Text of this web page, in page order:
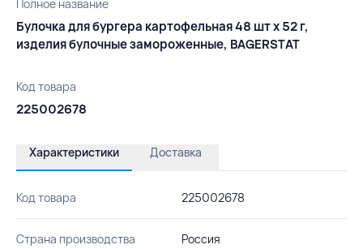
Полное название
Булочка для бургера картофельная 48 шт х 52 г,
изделия булочные замороженные, BAGERSTAT
Код товара
225002678
Характеристики Доставка
Код товара 225002678
Страна производства Россия